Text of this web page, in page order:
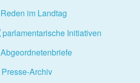
Reden im Landtag
parlamentarische Initiativen
Abgeordnetenbriefe
Presse-Archiv